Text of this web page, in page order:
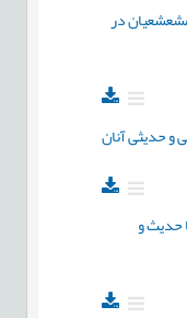
در
حدیثی آنان
حدیث و